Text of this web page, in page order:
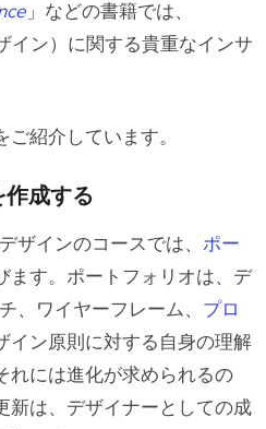
」などの書籍では、
イン）に関する貴重なインサ
紹介しています。
作成する
ザインのコースでは、 ポー
ます。ポートフォリオは、デ
、ワイヤーフレーム、 プロ
イン原則に対する自身の理解
れには進化が求められるの
新は、デザイナーとしての成